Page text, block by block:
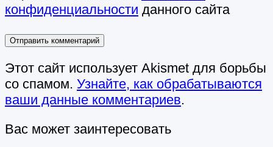
конфиденциальности данного сайта
Этот сайт использует Akismet для борьбы
со спамом. Узнайте, как обрабатываются
ваши данные комментариев.
Вас может заинтересовать